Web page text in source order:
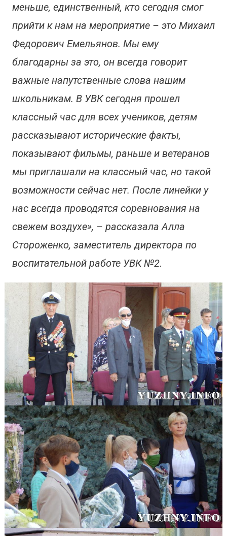
меньше, единственный, кто сегодня смог
прийти к нам на мероприятие – это Михаил
Федорович Емельянов. Мы ему
благодарны за это, он всегда говорит
важные напутственные слова нашим
школьникам. В УВК сегодня прошел
классный час для всех учеников, детям
рассказывают исторические факты,
показывают фильмы, раньше и ветеранов
мы приглашали на классный час, но такой
возможности сейчас нет. После линейки у
нас всегда проводятся соревнования на
свежем воздухе», – рассказала Алла
Стороженко, заместитель директора по
воспитательной работе УВК №2.